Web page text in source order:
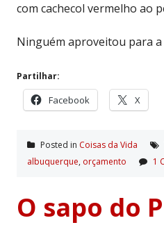
com cachecol vermelho ao
Ninguém aproveitou para
Partilhar:
Facebook X
Posted in Coisas da Vida
albuquerque, orçamento 1
O sapo do